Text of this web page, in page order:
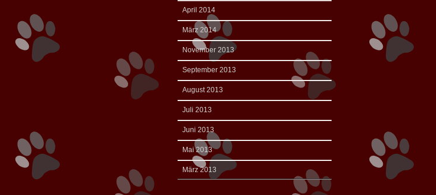
April 2014
März 2014
November 2013
September 2013
August 2013
Juli 2013
Juni 2013
Mai 2013
März 2013